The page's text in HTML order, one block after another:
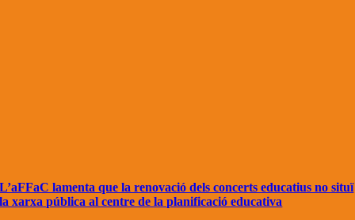
L’aFFaC lamenta que la renovació dels concerts educatius no situï
la xarxa pública al centre de la planificació educativa